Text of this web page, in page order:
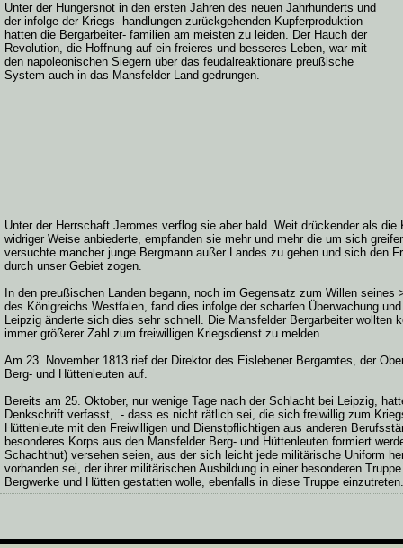
Unter der Hungersnot in den ersten Jahren des neuen Jahrhunderts und
der infolge der Kriegs- handlungen zurückgehenden Kupferproduktion
hatten die Bergarbeiter- familien am meisten zu leiden. Der Hauch der
Revolution, die Hoffnung auf ein freieres und besseres Leben, war mit
den napoleonischen Siegern über das feudalreaktionäre preußische
System auch in das Mansfelder Land gedrungen.
Unter der Herrschaft Jeromes verflog sie aber bald. Weit drückender als
widriger Weise anbiederte, empfanden sie mehr und mehr die um sich
versuchte mancher junge Bergmann außer Landes zu gehen und sich den
durch unser Gebiet zogen.
In den preußischen Landen begann, noch im Gegensatz zum Willen
des Königreichs Westfalen, fand dies infolge der scharfen Überwachung
Leipzig änderte sich dies sehr schnell. Die Mansfelder Bergarbeiter
immer größerer Zahl zum freiwilligen Kriegsdienst zu melden.
Am 23. November 1813 rief der Direktor des Eislebener Bergamtes, der
Berg- und Hüttenleuten auf.
Bereits am 25. Oktober, nur wenige Tage nach der Schlacht bei Leipzig,
Denkschrift verfasst, - dass es nicht rätlich sei, die sich freiwillig zum
Hüttenleute mit den Freiwilligen und Dienstpflichtigen aus anderen
besonderes Korps aus den Mansfelder Berg- und Hüttenleuten formiert
Schachthut) versehen seien, aus der sich leicht jede militärische Uniform
vorhanden sei, der ihrer militärischen Ausbildung in einer besonderen
Bergwerke und Hütten gestatten wolle, ebenfalls in diese Truppe einzutreten.